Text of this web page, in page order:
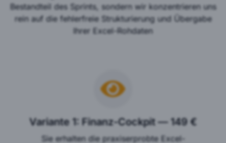
Bestandteil des Sprints, sondern wir konzentrieren uns
rein auf die fehlerfreie Strukturierung und Übergabe
Ihrer Excel-Rohdaten
Variante 1: Finanz-Cockpit — 149 €
Sie erhalten die praxiserprobte Excel-